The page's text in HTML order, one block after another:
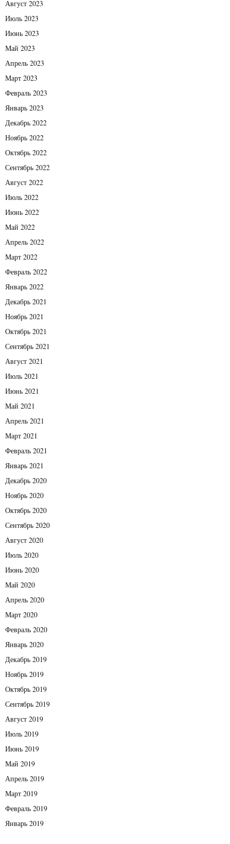
Август 2023
Июль 2023
Июнь 2023
Май 2023
Апрель 2023
Март 2023
Февраль 2023
Январь 2023
Декабрь 2022
Ноябрь 2022
Октябрь 2022
Сентябрь 2022
Август 2022
Июль 2022
Июнь 2022
Май 2022
Апрель 2022
Март 2022
Февраль 2022
Январь 2022
Декабрь 2021
Ноябрь 2021
Октябрь 2021
Сентябрь 2021
Август 2021
Июль 2021
Июнь 2021
Май 2021
Апрель 2021
Март 2021
Февраль 2021
Январь 2021
Декабрь 2020
Ноябрь 2020
Октябрь 2020
Сентябрь 2020
Август 2020
Июль 2020
Июнь 2020
Май 2020
Апрель 2020
Март 2020
Февраль 2020
Январь 2020
Декабрь 2019
Ноябрь 2019
Октябрь 2019
Сентябрь 2019
Август 2019
Июль 2019
Июнь 2019
Май 2019
Апрель 2019
Март 2019
Февраль 2019
Январь 2019